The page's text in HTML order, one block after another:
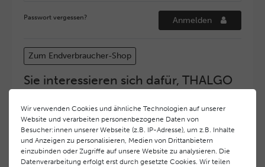
Passwort vergessen? Anmelden
Zum Endverbraucher-Shop
Sie interessieren sich dafür, THALGO
COSMETIC Partner und Depositär zu
werden?
Hohe Servicequalität und ein exzellentes Markenimage
haben bei
THALGO COSMETIC oberste Priorität.
Anspruchsvollen Endverbrauchern möchten wir ein
hohes Qualitätsniveau und gleichzeitig eine
Wir verwenden Cookies und ähnliche Technologien auf unserer
Website und verarbeiten personenbezogene Daten von
Besucher:innen unserer Webseite (z.B. IP-Adresse), um z.B. Inhalte
und Anzeigen zu personalisieren, Medien von Drittanbietern
einzubinden oder Zugriffe auf unsere Website zu analysieren. Die
Datenverarbeitung erfolgt erst durch gesetzte Cookies. Wir teilen